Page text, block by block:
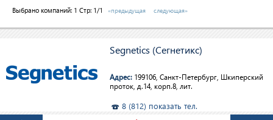
Выбрано компаний: 1 Стр: 1/1 «предыдущая следующая»
Segnetics (Сегнетикс)
Адрес: 199106, Санкт-Петербург, Шкиперский
проток, д.14, корп.8, лит.
8 (812) показать тел.